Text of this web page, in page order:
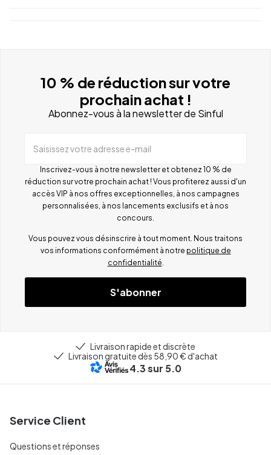
10 % de réduction sur votre
prochain achat !
Abonnez-vous à la newsletter de Sinful
Saisissez votre adresse e-mail
Inscrivez-vous à notre newsletter et obtenez 10 % de
réduction sur votre prochain achat ! Vous profiterez aussi d'un
accès VIP à nos offres exceptionnelles, à nos campagnes
personnalisées, à nos lancements exclusifs et à nos
concours.
Vous pouvez vous désinscrire à tout moment. Nous traitons
vos informations conformément à notre politique de
confidentialité
S'abonner
Livraison rapide et discrète
Livraison gratuite dès 58,90 € d'achat
4.3sur 5.0
Service Client
Questions et réponses